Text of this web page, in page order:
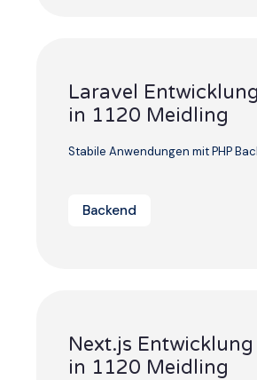
Laravel Entwicklung
in 1120 Meidling
Stabile Anwendungen mit PHP
Backend
Next.js Entwicklung
in 1120 Meidling